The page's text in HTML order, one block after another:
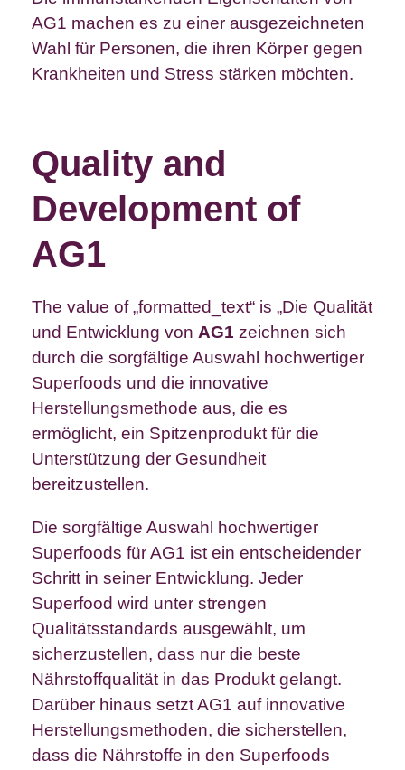
AG1 machen es zu einer ausgezeichneten
Wahl für Personen, die ihren Körper gegen
Krankheiten und Stress stärken möchten.
Quality and
Development of
AG1
The value of „formatted_text“ is „Die Qualität
und Entwicklung von AG1 zeichnen sich
durch die sorgfältige Auswahl hochwertiger
Superfoods und die innovative
Herstellungsmethode aus, die es
ermöglicht, ein Spitzenprodukt für die
Unterstützung der Gesundheit
bereitzustellen.
Die sorgfältige Auswahl hochwertiger
Superfoods für AG1 ist ein entscheidender
Schritt in seiner Entwicklung. Jeder
Superfood wird unter strengen
Qualitätsstandards ausgewählt, um
sicherzustellen, dass nur die beste
Nährstoffqualität in das Produkt gelangt.
Darüber hinaus setzt AG1 auf innovative
Herstellungsmethoden, die sicherstellen,
dass die Nährstoffe in den Superfoods